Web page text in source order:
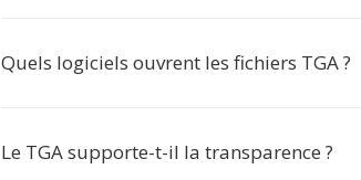
Quels logiciels ouvrent les fichiers TGA ?
Le TGA supporte-t-il la transparence ?